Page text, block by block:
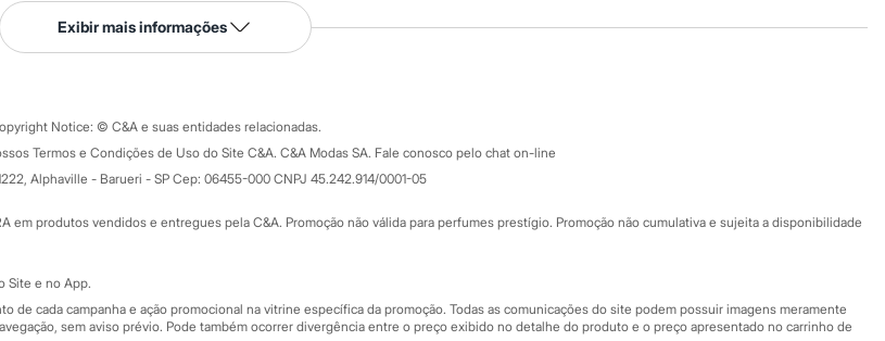
Serviços
Tipos de serviços
Formas de pagamento
Todas as vantagens
Minha C&A
Cupons de desconto
Atendimento
Fale conosco
Central de ética
Exibir mais informações
Notice: © C&A e suas entidades relacionadas.
Termos e Condições de Uso do Site C&A. C&A Modas SA. Fale conosco pelo chat on-line
Alphaville - Barueri - SP Cep: 06455-000 CNPJ 45.242.914/0001-05
em produtos vendidos e entregues pela C&A. Promoção não válida para perfumes prestígio. Promoção não cumulativa e sujeita a disponibilidade
Site e no App.
cada campanha e ação promocional na vitrine específica da promoção. Todas as comunicações do site podem possuir imagens meramente
sem aviso prévio. Pode também ocorrer divergência entre o preço exibido no detalhe do produto e o preço apresentado no carrinho de